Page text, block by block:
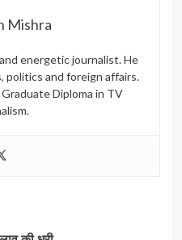
Mishra
energetic journalist. He
politics and foreign affairs.
Diploma in TV